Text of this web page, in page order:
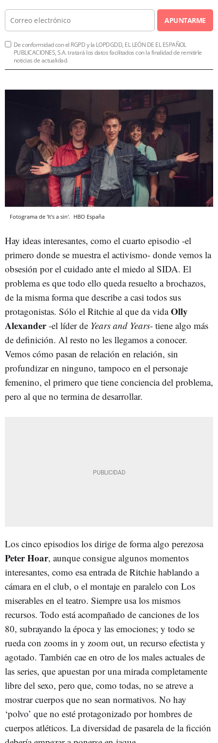
APUNTARME
De conformidad con el RGPD y la LOPDGDD, EL LEÓN DE EL ESPAÑOL
PUBLICACIONES, S.A. tratará los datos facilitados con la finalidad de remitirle
noticias de actualidad.
Fotograma de 'It's a sin'. HBO España
Hay ideas interesantes, como el cuarto episodio -el
primero donde se muestra el activismo- donde vemos la
obsesión por el cuidado ante el miedo al SIDA. El
problema es que todo ello queda resuelto a brochazos,
de la misma forma que describe a casi todos sus
protagonistas. Sólo el Ritchie al que da vidaOlly
Alexander-el líder de Years and Years- tiene algo más
de definición. Al resto no les llegamos a conocer.
Vemos cómo pasan de relación en relación, sin
profundizar en ninguno, tampoco en el personaje
femenino, el primero que tiene conciencia del problema,
pero al que no termina de desarrollar.
Los cinco episodios los dirige de forma algo perezosa
Peter Hoar, aunque consigue algunos momentos
interesantes, como esa entrada de Ritchie hablando a
cámara en el club, o el montaje en paralelo con Los
miserables en el teatro. Siempre usa los mismos
recursos. Todo está acompañado de canciones de los
80, subrayando la época y las emociones; y todo se
rueda con zooms in y zoom out, un recurso efectista y
agotado. También cae en otro de los males actuales de
las series, que apuestan por una mirada completamente
libre del sexo, pero que, como todas, no se atreve a
mostrar cuerpos que no sean normativos. No hay
‘polvo’ que no esté protagonizado por hombres de
cuerpos atléticos. La diversidad de pasarela de la ficción